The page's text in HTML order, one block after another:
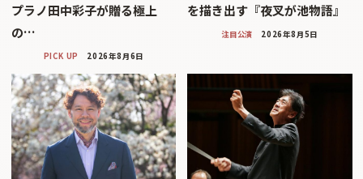
プラノ田中彩子が贈る極上
の…
PICK UP 2026年8月6日
を描き出す『夜叉が池物語』
注目公演 2026年8月5日